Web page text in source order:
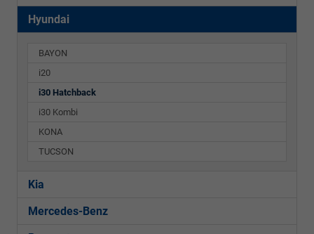
Hyundai
BAYON
i20
i30 Hatchback
i30 Kombi
KONA
TUCSON
Kia
Mercedes-Benz